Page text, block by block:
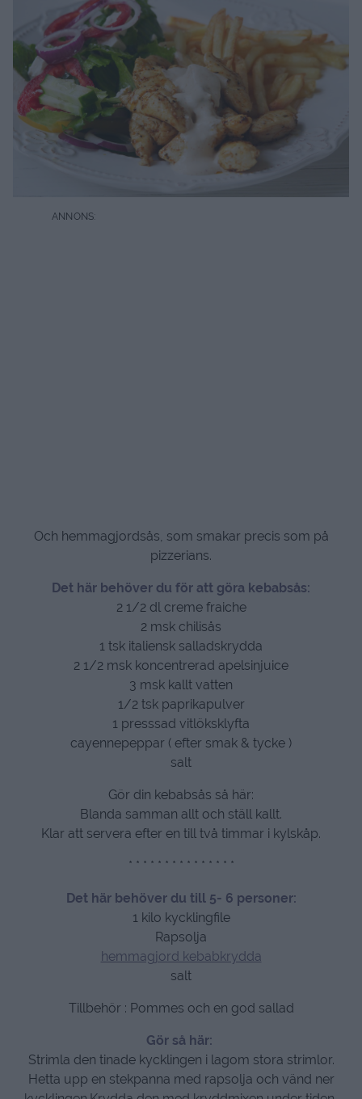
Och hemmagjordsås, som smakar precis som på
pizzerians.
Det här behöver du för att göra kebabsås:
2 1/2 dl creme fraiche
2 msk chilisås
1 tsk italiensk salladskrydda
2 1/2 msk koncentrerad apelsinjuice
3 msk kallt vatten
1/2 tsk paprikapulver
1 presssad vitlöksklyfta
cayennepeppar ( efter smak & tycke )
salt
Gör din kebabsås så här:
Blanda samman allt och ställ kallt.
Klar att servera efter en till två timmar i kylskåp.
* * * * * * * * * * * * * * *
Det här behöver du till 5- 6 personer:
1 kilo kycklingfile
Rapsolja
hemmagjord kebabkrydda
salt
Tillbehör : Pommes och en god sallad
Gör så här:
Strimla den tinade kycklingen i lagom stora strimlor.
Hetta upp en stekpanna med rapsolja och vänd ner